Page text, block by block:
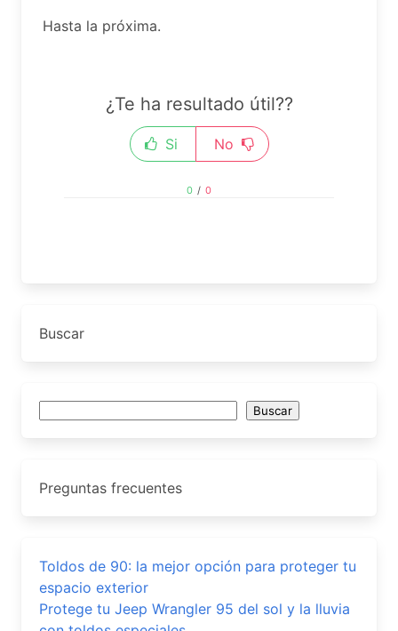
Hasta la próxima.
¿Te ha resultado útil??
Si No
0 / 0
Buscar
Buscar
Preguntas frecuentes
Toldos de 90: la mejor opción para proteger tu
espacio exterior
Protege tu Jeep Wrangler 95 del sol y la lluvia